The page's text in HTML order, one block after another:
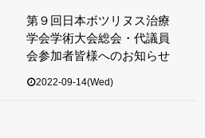
第９回日本ボツリヌス治療
学会学術大会総会・代議員
会参加者皆様へのお知らせ
2022-09-14(Wed)